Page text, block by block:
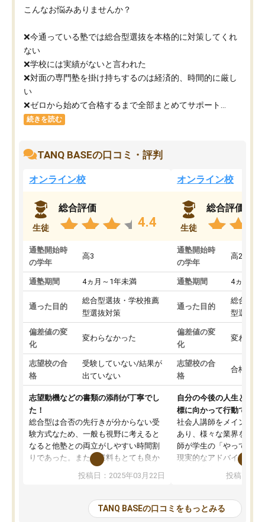
こんなお悩みありませんか？
❌今通っている塾では総合型選抜を本格的に対策してくれ
ない
❌学校には実績がないと言われた
❌対面の専門塾を掛け持ちするのは経済的、時間的に厳し
い
❌ゼロから始めて合格するまで全部まとめてサポート...
続きを読む
TANQ BASEの口コミ・評判
オンライン校
生徒
総合評価
4.4
通塾開始時
の学年
高3
通塾期間 4ヵ月～1年未満
通った目的
総合型選抜・学校推薦
型選抜対策
偏差値の変
化
変わらなかった
志望校の合
格
受験していない/結果が
出ていない
志望動機などの書類の添削が丁寧でし
た！
総合型は合否の先行きが分からない受
験方式なため、一般も視野に考えると
なると他塾との両立がしやすい時間割
りであった。また授業料もとても良か
総合型の多くの塾は大学生が見ること
大学生の目だけでなく、数人の大人に
も目を通して頂ける。そのため多くの
投稿日：2025年03月22日
オンライン校
生徒
総合評価
通塾開始時
の学年
高2
通塾期間 4ヵ月～1
通った目的
総合型選
型選抜対
偏差値の変
化
変わらな
志望校の合
格
合格した
自分の今後の人生と真剣
標に向かって行動できる
社会人講師をメインとし
あり、様々な業界を経験
師が学生の「やってみた
現実的なアドバイスを行
分野について学生知識
総合型選抜対策として志
接・小論文などの技術指
投稿日：
TANQ BASEの口コミをもっとみる